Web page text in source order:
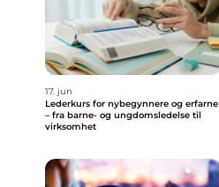
17. jun
Lederkurs for nybegynnere og erfarne
– fra barne- og ungdomsledelse til
virksomhet